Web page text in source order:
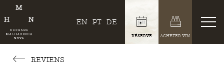
EN PT DE
RÉSERVE ACHETER VIN
REVIENS